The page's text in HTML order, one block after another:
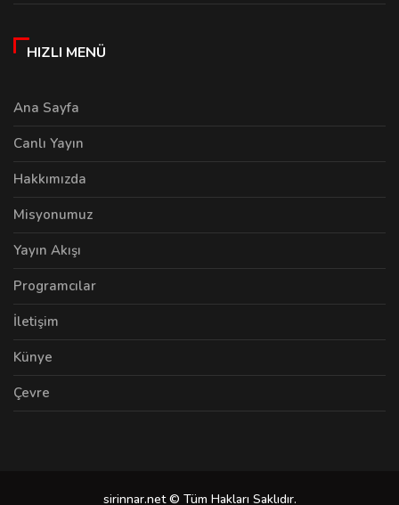
HIZLI MENÜ
Ana Sayfa
Canlı Yayın
Hakkımızda
Misyonumuz
Yayın Akışı
Programcılar
İletişim
Künye
Çevre
sirinnar.net © Tüm Hakları Saklıdır.